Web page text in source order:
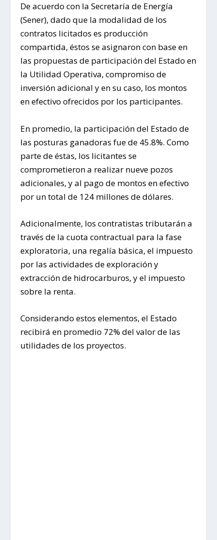
De acuerdo con la Secretaría de Energía
(Sener), dado que la modalidad de los
contratos licitados es producción
compartida, éstos se asignaron con base en
las propuestas de participación del Estado en
la Utilidad Operativa, compromiso de
inversión adicional y en su caso, los montos
en efectivo ofrecidos por los participantes.
En promedio, la participación del Estado de
las posturas ganadoras fue de 45.8%. Como
parte de éstas, los licitantes se
comprometieron a realizar nueve pozos
adicionales, y al pago de montos en efectivo
por un total de 124 millones de dólares.
Adicionalmente, los contratistas tributarán a
través de la cuota contractual para la fase
exploratoria, una regalía básica, el impuesto
por las actividades de exploración y
extracción de hidrocarburos, y el impuesto
sobre la renta.
Considerando estos elementos, el Estado
recibirá en promedio 72% del valor de las
utilidades de los proyectos.